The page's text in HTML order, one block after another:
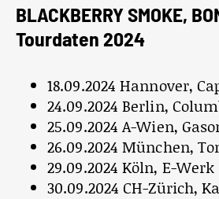
BLACKBERRY SMOKE,
Tourdaten 2024
18.09.2024 Hannover,
24.09.2024 Berlin,
25.09.2024 A-Wien,
26.09.2024 München,
29.09.2024 Köln, E-Werk
30.09.2024 CH-Zürich,